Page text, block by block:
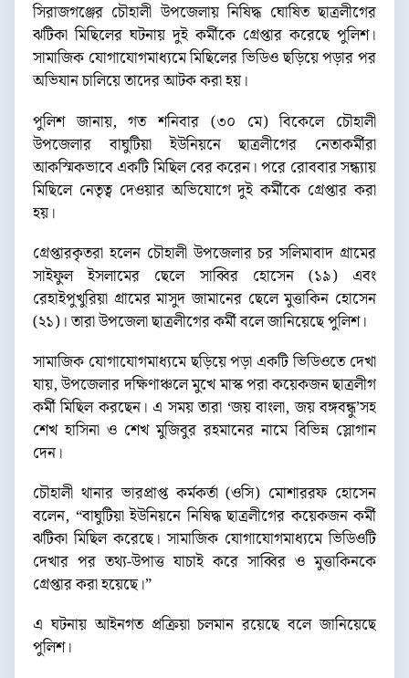
সিরাজগঞ্জের চৌহালী উপজেলায় নিষিদ্ধ ঘোষিত ছাত্রলীগের
ঝটিকা মিছিলের ঘটনায় দুই কর্মীকে গ্রেপ্তার করেছে পুলিশ।
সামাজিক যোগাযোগমাধ্যমে মিছিলের ভিডিও ছড়িয়ে পড়ার পর
অভিযান চালিয়ে তাদের আটক করা হয়।
পুলিশ জানায়, গত শনিবার (৩০ মে) বিকেলে চৌহালী
উপজেলার বাঘুটিয়া ইউনিয়নে ছাত্রলীগের নেতাকর্মীরা
আকস্মিকভাবে একটি মিছিল বের করেন। পরে রোববার সন্ধ্যায়
মিছিলে নেতৃত্ব দেওয়ার অভিযোগে দুই কর্মীকে গ্রেপ্তার করা
হয়।
গ্রেপ্তারকৃতরা হলেন চৌহালী উপজেলার চর সলিমাবাদ গ্রামের
সাইফুল ইসলামের ছেলে সাব্বির হোসেন (১৯) এবং
রেহাইপুখুরিয়া গ্রামের মাসুদ জামানের ছেলে মুত্তাকিন হোসেন
(২১)। তারা উপজেলা ছাত্রলীগের কর্মী বলে জানিয়েছে পুলিশ।
সামাজিক যোগাযোগমাধ্যমে ছড়িয়ে পড়া একটি ভিডিওতে দেখা
যায়, উপজেলার দক্ষিণাঞ্চলে মুখে মাস্ক পরা কয়েকজন ছাত্রলীগ
কর্মী মিছিল করছেন। এ সময় তারা ‘জয় বাংলা, জয় বঙ্গবন্ধু’সহ
শেখ হাসিনা ও শেখ মুজিবুর রহমানের নামে বিভিন্ন স্লোগান
দেন।
চৌহালী থানার ভারপ্রাপ্ত কর্মকর্তা (ওসি) মোশাররফ হোসেন
বলেন, “বাঘুটিয়া ইউনিয়নে নিষিদ্ধ ছাত্রলীগের কয়েকজন কর্মী
ঝটিকা মিছিল করেছে। সামাজিক যোগাযোগমাধ্যমে ভিডিওটি
দেখার পর তথ্য-উপাত্ত যাচাই করে সাব্বির ও মুত্তাকিনকে
গ্রেপ্তার করা হয়েছে।”
এ ঘটনায় আইনগত প্রক্রিয়া চলমান রয়েছে বলে জানিয়েছে
পুলিশ।